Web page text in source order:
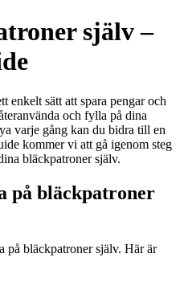
själv –
enkelt sätt att spara pengar och
och fylla på dina
varje gång kan du bidra till en
kommer vi att gå igenom steg
bläckpatroner själv.
på bläckpatroner
på bläckpatroner själv. Här är